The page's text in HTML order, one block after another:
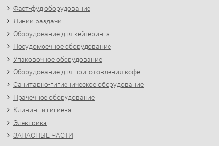
Фаст-фуд оборудование
Линии раздачи
Оборудование для кейтеринга
Посудомоечное оборудование
Упаковочное оборудование
Оборудование для приготовления кофе
Санитарно-гигиеническое оборудование
Прачечное оборудование
Клининг и гигиена
Электрика
ЗАПАСНЫЕ ЧАСТИ